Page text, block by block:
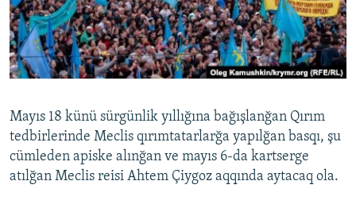
Русский
Українською
RFE/RS bütün saytları
Mayıs 18 künü sürgünlik yıllığına bağışlanğan Qırım
tedbirlerinde Meclis qırımtatarlarğa yapılğan basqı, şu
cümleden apiske alınğan ve mayıs 6-da kartserge
atılğan Meclis reisi Ahtem Çiygoz aqqında aytacaq ola.